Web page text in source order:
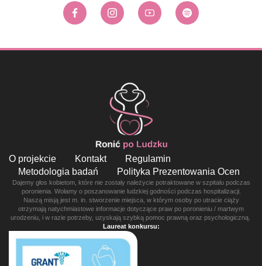
O projekcie Kontakt
Regulamin
Metodologia badań
Polityka Prezentowania Ocen
Dajemy głos kobietom, które nie zostały należycie potraktowane w szpitalu podczas
poronienia. Wołamy o poszanowanie ludzkiej godności podczas hospitalizacji.
Naszą misją jest m. in. stworzenie miejsca, w którym osoby po utracie ciąży
otrzymają natychmiastowe informacje dotyczące praw po poronieniu / martwym
urodzeniu, i w razie potrzeby, uzyskają szybką pomoc prawną oraz psychologiczną.
Laureat konkursu: